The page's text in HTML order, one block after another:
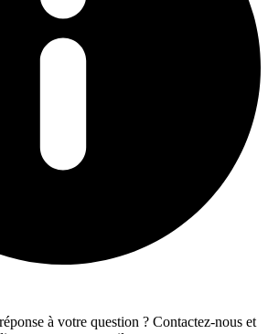
à votre question ? Contactez-nous et